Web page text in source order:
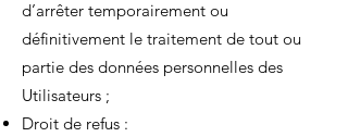
d’arrêter temporairement ou
définitivement le traitement de tout ou
partie des données personnelles des
Utilisateurs ;
Droit de refus :